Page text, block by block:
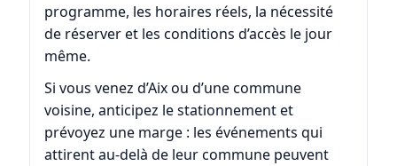
programme, les horaires réels, la nécessité
de réserver et les conditions d’accès le jour
même.
Si vous venez d’Aix ou d’une commune
voisine, anticipez le stationnement et
prévoyez une marge : les événements qui
attirent au-delà de leur commune peuvent